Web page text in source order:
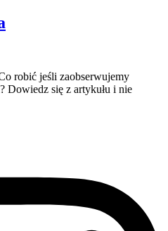
robić jeśli zaobserwujemy
Dowiedz się z artykułu i nie